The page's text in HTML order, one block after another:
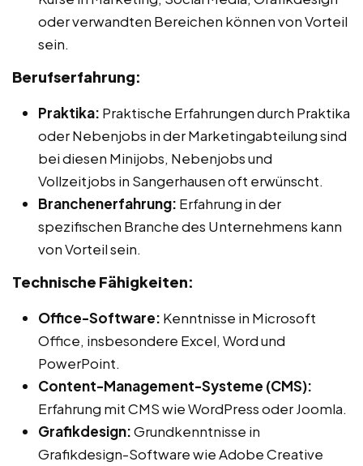
oder verwandten Bereichen können von Vorteil
sein.
Berufserfahrung:
Praktika: Praktische Erfahrungen durch Praktika
oder Nebenjobs in der Marketingabteilung sind
bei diesen Minijobs, Nebenjobs und
Vollzeitjobs in Sangerhausen oft erwünscht.
Branchenerfahrung: Erfahrung in der
spezifischen Branche des Unternehmens kann
von Vorteil sein.
Technische Fähigkeiten:
Office-Software: Kenntnisse in Microsoft
Office, insbesondere Excel, Word und
PowerPoint.
Content-Management-Systeme (CMS):
Erfahrung mit CMS wie WordPress oder Joomla.
Grafikdesign:Grundkenntnisse in
Grafikdesign-Software wie Adobe Creative